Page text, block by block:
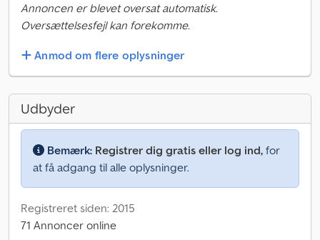
Annoncen er blevet oversat automatisk.
Oversættelsesfejl kan forekomme.
Anmod om flere oplysninger
Udbyder
Bemærk: Registrer dig gratis eller log ind, for
at få adgang til alle oplysninger.
Registreret siden: 2015
71 Annoncer online